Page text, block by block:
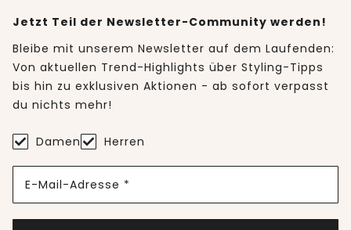
Jetzt Teil der Newsletter-Community werden!
Bleibe mit unserem Newsletter auf dem Laufenden:
Von aktuellen Trend-Highlights über Styling-Tipps
bis hin zu exklusiven Aktionen - ab sofort verpasst
du nichts mehr!
Damen Herren
E-Mail-Adresse *